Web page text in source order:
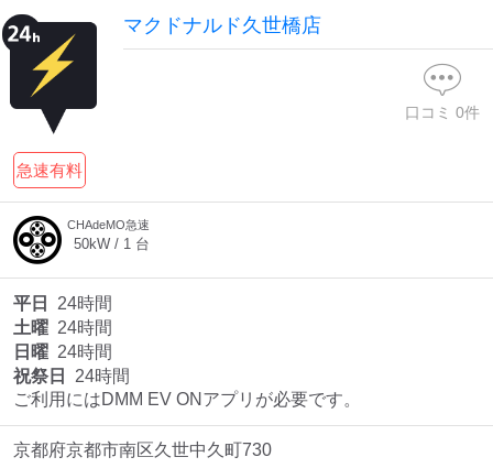
マクドナルド久世橋店
急速有料
口コミ 0件
CHAdeMO急速
50kW / 1 台
平日
24時間
土曜 24時間
日曜 24時間
祝祭日
24時間
ご利用にはDMM EV ONアプリが必要です。
京都府京都市南区久世中久町730